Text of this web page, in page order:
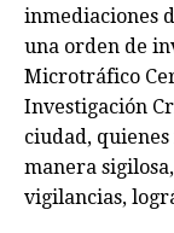
inmediaciones
una orden de
Microtráfico
Investigación
ciudad,
manera
vigilancias,